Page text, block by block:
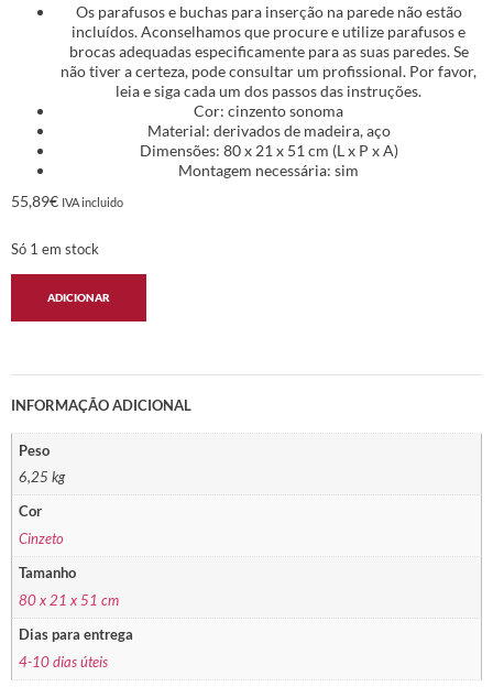
Os parafusos e buchas para inserção na parede não estão
incluídos. Aconselhamos que procure e utilize parafusos e
brocas adequadas especificamente para as suas paredes. Se
não tiver a certeza, pode consultar um profissional. Por favor,
leia e siga cada um dos passos das instruções.
Cor: cinzento sonoma
Material: derivados de madeira, aço
Dimensões: 80 x 21 x 51 cm (L x P x A)
Montagem necessária: sim
55,89€ IVA incluido
Só 1 em stock
ADICIONAR
INFORMAÇÃO ADICIONAL
Peso
6,25 kg
Cor
Cinzeto
Tamanho
80 x 21 x 51 cm
Dias para entrega
4-10 dias úteis